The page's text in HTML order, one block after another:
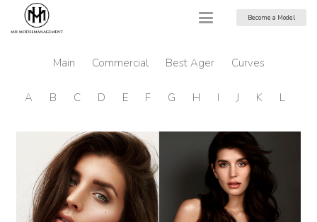
Become a Model
Main Commercial Best Ager Curves
A B C D E F G H I J K L